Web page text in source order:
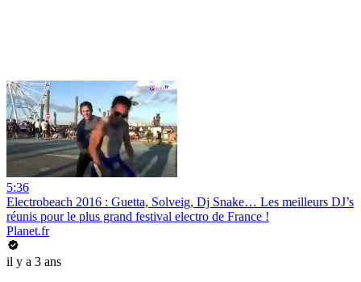
5:36
Electrobeach 2016 : Guetta, Solveig, Dj Snake… Les meilleurs DJ’s
réunis pour le plus grand festival electro de France !
Planet.fr
il y a 3 ans